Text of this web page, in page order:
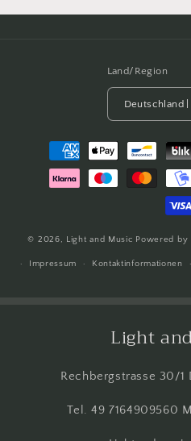
Land/Region
Zahlungsmethoden
© 2026, Light and Music Powered by
Impressum Kontaktinformationen
Light
Rechbergstrasse 30/1
Tel. 49 7164909560